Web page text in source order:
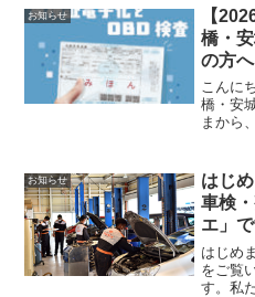
そのた
が、全
お知らせ
【
橋・
の方
査と
こんに
橋・安
まから
ばいい
通らな
お知らせ
はじ
車検
エ」で
はじめ
をご覧
す。私